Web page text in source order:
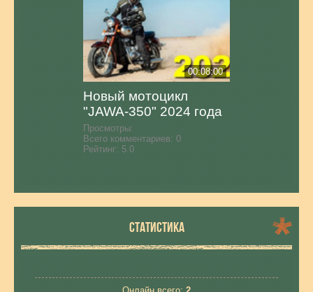
00:08:00
Новый мотоцикл
"JAWA-350" 2024 года
Просмотры:
Всего комментариев: 0
Рейтинг: 5.0
СТАТИСТИКА